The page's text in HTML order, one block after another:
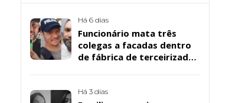
Há 6 dias
Funcionário mata três
colegas a facadas dentro
de fábrica de terceirizada
Há 3 dias